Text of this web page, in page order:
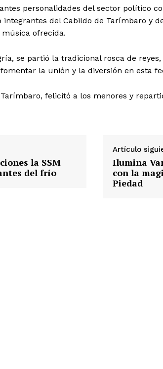
personalidades del sector político
integrantes del Cabildo de Tarímbaro y
ofrecida.
se partió la tradicional rosca de
la unión y la diversión en esta
felicitó a los menores y
la SSM
del frío
Artículo
Ilumina
con la
Piedad